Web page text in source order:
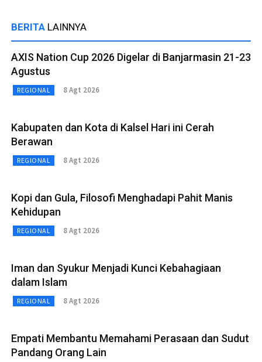
BERITA LAINNYA
AXIS Nation Cup 2026 Digelar di Banjarmasin 21-23
Agustus
REGIONAL 8 Agt 2026
Kabupaten dan Kota di Kalsel Hari ini Cerah
Berawan
REGIONAL 8 Agt 2026
Kopi dan Gula, Filosofi Menghadapi Pahit Manis
Kehidupan
REGIONAL 8 Agt 2026
Iman dan Syukur Menjadi Kunci Kebahagiaan
dalam Islam
REGIONAL 8 Agt 2026
Empati Membantu Memahami Perasaan dan Sudut
Pandang Orang Lain